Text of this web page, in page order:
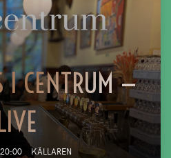
I CENTRUM —
20:00 KÄLLAREN